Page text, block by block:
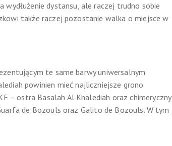
dystansu, ale raczej trudno sobie
także raczej pozostanie walka o miejsce w
te same barwy uniwersalnym
powinien mieć najliczniejsze grono
– ostra Basalah Al Khalediah oraz chimeryczny
de Bozouls oraz Galito de Bozouls. W tym